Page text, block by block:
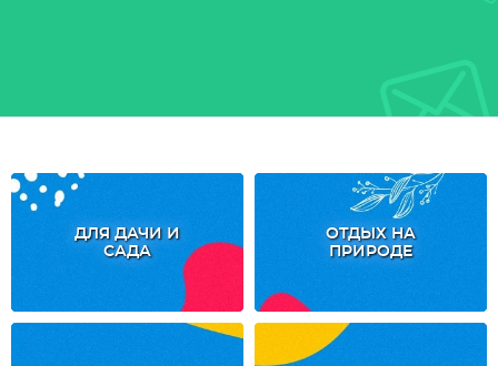
ДЛЯ ДАЧИ И
САДА
ОТДЫХ НА
ПРИРОДЕ